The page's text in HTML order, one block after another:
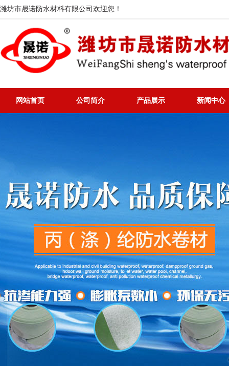
潍坊市晟诺防水材料有限公司欢迎您！
网站首页 公司简介 产品展示 新闻中心